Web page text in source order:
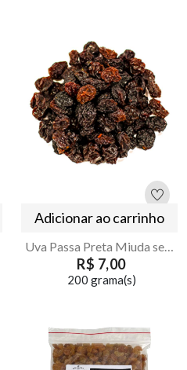
Adicionar ao carrinho
R$ 7,00
200 grama(s)